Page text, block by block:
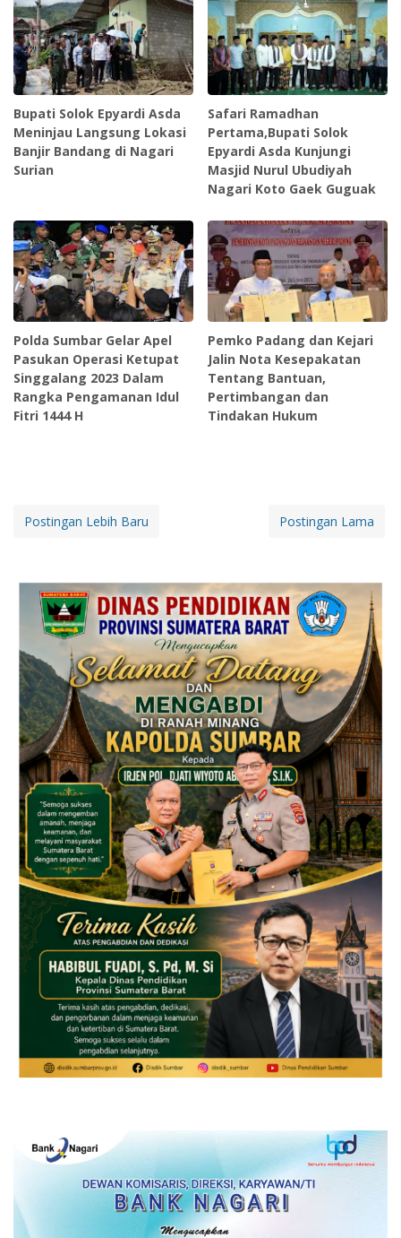
Bupati Solok Epyardi Asda
Meninjau Langsung Lokasi
Banjir Bandang di Nagari
Surian
Safari Ramadhan
Pertama,Bupati Solok
Epyardi Asda Kunjungi
Masjid Nurul Ubudiyah
Nagari Koto Gaek Guguak
Polda Sumbar Gelar Apel
Pasukan Operasi Ketupat
Singgalang 2023 Dalam
Rangka Pengamanan Idul
Fitri 1444 H
Pemko Padang dan Kejari
Jalin Nota Kesepakatan
Tentang Bantuan,
Pertimbangan dan
Tindakan Hukum
Postingan Lebih Baru Postingan Lama